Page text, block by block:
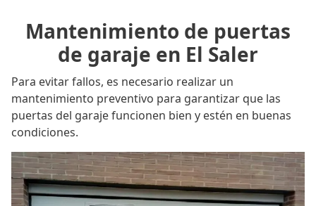
Mantenimiento de puertas
de garaje en El Saler
Para evitar fallos, es necesario realizar un
mantenimiento preventivo para garantizar que las
puertas del garaje funcionen bien y estén en buenas
condiciones.